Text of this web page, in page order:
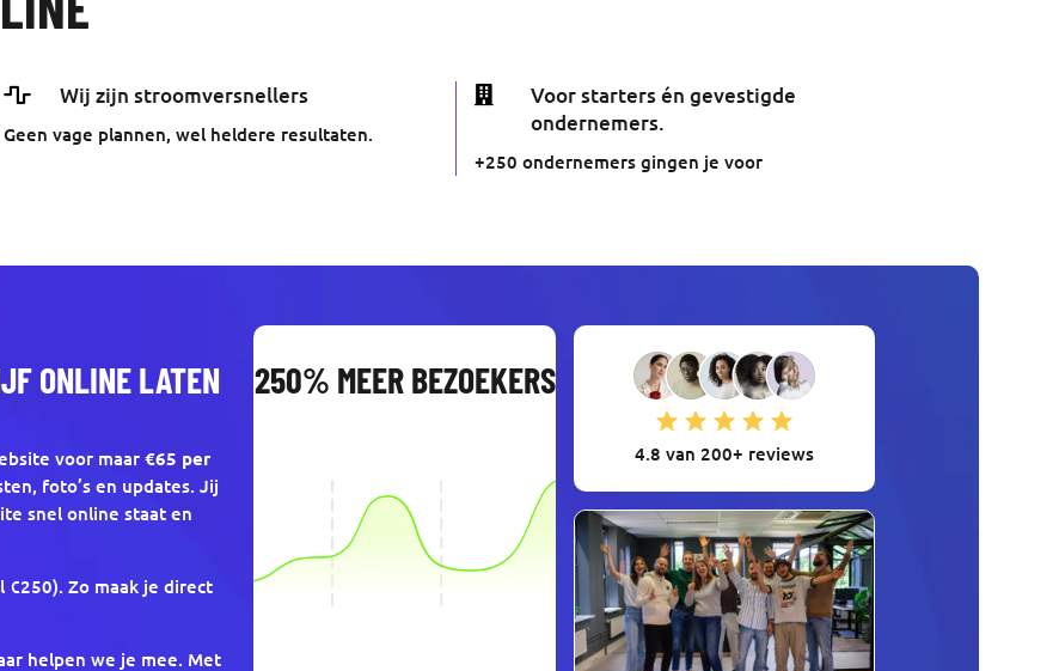
 Wij zijn stroomversnellers
Geen vage plannen, wel heldere resultaten.

Voor starters én gevestigde
ondernemers.
+250 ondernemers gingen je voor
ONLINE LATEN
voor maar€65 per
foto’s en updates. Jij
snel online staat en
€250). Zo maak je direct
helpen we je mee. Met
250% MEER BEZOEKERS
4.8 van 200+ reviews